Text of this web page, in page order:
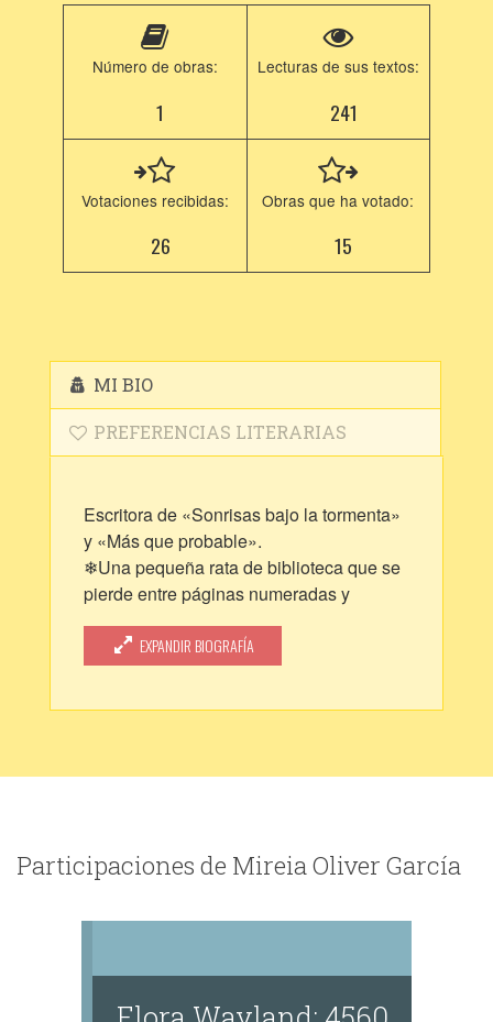
Número de obras:
1
Lecturas de sus textos:
241
Votaciones recibidas:
26
Obras que ha votado:
15
MI BIO
PREFERENCIAS LITERARIAS
Escritora de «Sonrisas bajo la tormenta»
y «Más que probable».
❄Una pequeña rata de biblioteca que se
pierde entre páginas numeradas y
palabras encantadas❄
Podréis encontrarme en cualquier lado
EXPANDIR BIOGRAFÍA
Participaciones de Mireia Oliver García